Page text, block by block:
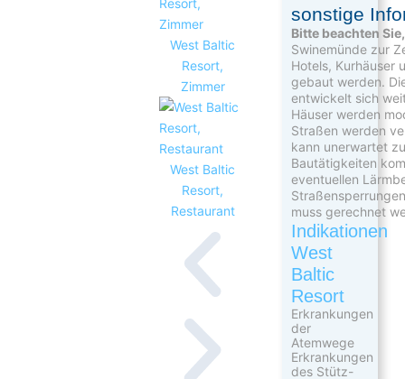
West Baltic
Resort,
Zimmer
West Baltic
Resort,
Restaurant
sonstige
Bitte beachten Sie,
Swinemünde zur
Hotels, Kurhäuser
gebaut werden.
entwickelt sich
Häuser werden
Straßen werden
kann unerwartet
Bautätigkeiten
eventuellen
muss gerechnet
Indikationen
West
Baltic
Resort
Erkrankungen
der
Atemwege
Erkrankungen
des Stütz-